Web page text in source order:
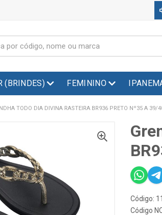
(BRINDES) FEMININO
TODO DIA DIVINA RASTEIRA BR936 PRETO Nº35 A 39/
Código:
Código